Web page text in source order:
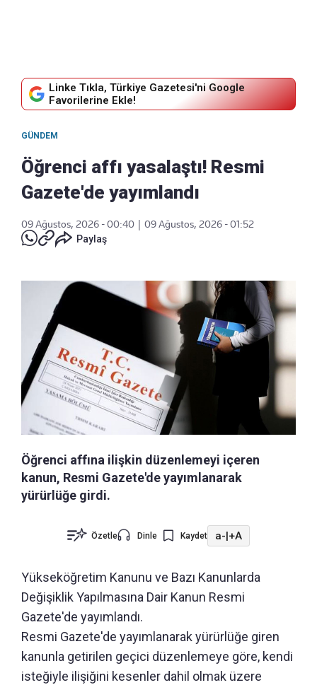
Linke Tıkla, Türkiye Gazetesi'ni Google
Favorilerine Ekle!
GÜNDEM
Öğrenci affı yasalaştı! Resmi
Gazete'de yayımlandı
09 Ağustos, 2026 - 00:40
09 Ağustos, 2026 - 01:52
Paylaş
Öğrenci affına ilişkin düzenlemeyi içeren
kanun, Resmi Gazete'de yayımlanarak
yürürlüğe girdi.
Özetle Dinle Kaydet a-|+A
Yükseköğretim Kanunu ve Bazı Kanunlarda
Değişiklik Yapılmasına Dair Kanun Resmi
Gazete'de yayımlandı.
Resmi Gazete'de yayımlanarak yürürlüğe giren
kanunla getirilen geçici düzenlemeye göre, kendi
isteğiyle ilişiğini kesenler dahil olmak üzere